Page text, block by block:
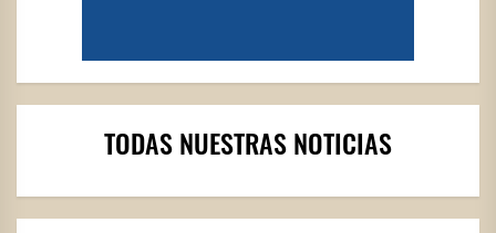
TODAS NUESTRAS NOTICIAS